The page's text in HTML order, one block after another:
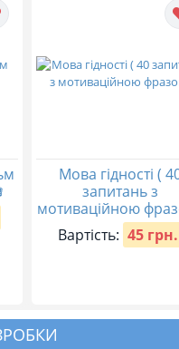
Мова гідності (
запитань з
мотиваційною
Вартість: 45 грн.